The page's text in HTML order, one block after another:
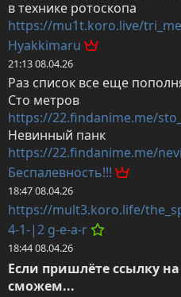
https://mu1t.koro.live/
Hyakkimaru
21:13 08.04.26
Раз список все еще
https://22.findanime.me/
https://22.findanime.me/
Беспалевность!!!
18:47 08.04.26
https://mult3.koro.life/
4-1-|2 g-e-a-r
18:44 08.04.26
Если пришлёте ссылку
сможем...